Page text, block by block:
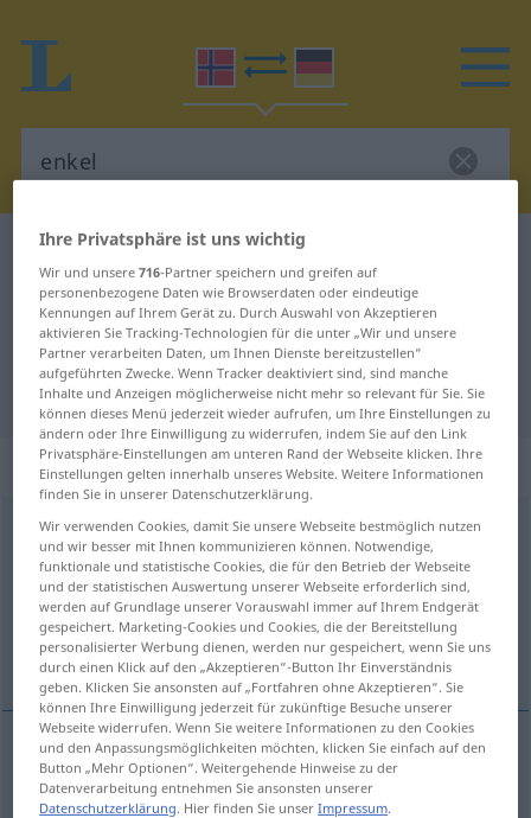
Norwegisch-Deutsch Wörterbuch
Norwegisch-Deutsch Übersetzung
für "enkel"
"enkel" Deutsch Übersetzung
„enkel“
enkel
Übersicht aller Übersetzungen
(Für mehr Details die Übersetzung anklicken/antippen)
einfach, schlicht
einfach enkel
Ihre Privatsphäre ist uns wichtig
Wir und unsere716-Partner speichern und greifen auf
personenbezogene Daten wie Browserdaten oder eindeutige
Kennungen auf Ihrem Gerät zu. Durch Auswahl von Akzeptieren
aktivieren Sie Tracking-Technologien für die unter „Wir und unsere
Partner verarbeiten Daten, um Ihnen Dienste bereitzustellen“
aufgeführten Zwecke. Wenn Tracker deaktiviert sind, sind manche
Inhalte und Anzeigen möglicherweise nicht mehr so relevant für Sie. Sie
können dieses Menü jederzeit wieder aufrufen, um Ihre Einstellungen zu
ändern oder Ihre Einwilligung zu widerrufen, indem Sie auf den Link
Privatsphäre-Einstellungen am unteren Rand der Webseite klicken. Ihre
Einstellungen gelten innerhalb unseres Website. Weitere Informationen
finden Sie in unserer Datenschutzerklärung.
Wir verwenden Cookies, damit Sie unsere Webseite bestmöglich nutzen
und wir besser mit Ihnen kommunizieren können. Notwendige,
funktionale und statistische Cookies, die für den Betrieb der Webseite
und der statistischen Auswertung unserer Webseite erforderlich sind,
werden auf Grundlage unserer Vorauswahl immer auf Ihrem Endgerät
gespeichert. Marketing-Cookies und Cookies, die der Bereitstellung
personalisierter Werbung dienen, werden nur gespeichert, wenn Sie uns
durch einen Klick auf den „Akzeptieren“-Button Ihr Einverständnis
geben. Klicken Sie ansonsten auf „Fortfahren ohne Akzeptieren“. Sie
können Ihre Einwilligung jederzeit für zukünftige Besuche unserer
Webseite widerrufen. Wenn Sie weitere Informationen zu den Cookies
und den Anpassungsmöglichkeiten möchten, klicken Sie einfach auf den
Button „Mehr Optionen“. Weitergehende Hinweise zu der
Datenverarbeitung entnehmen Sie ansonsten unserer
Datenschutzerklärung. Hier finden Sie unserImpressum.